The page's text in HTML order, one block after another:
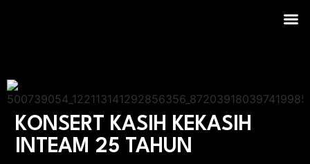
KONSERT KASIH KEKASIH
INTEAM 25 TAHUN